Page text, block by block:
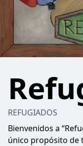
REFUGIADOS
Bienvenidos a
único propósito de